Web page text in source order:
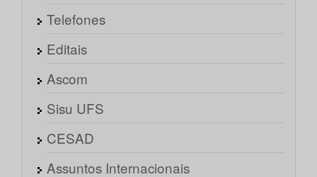
Telefones
Editais
Ascom
Sisu UFS
CESAD
Assuntos Internacionais